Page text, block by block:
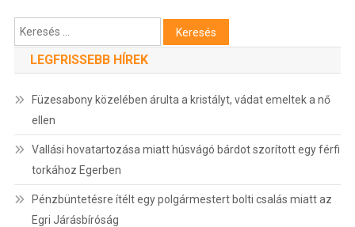
Keresés:
LEGFRISSEBB HÍREK
Füzesabony közelében árulta a kristályt, vádat emeltek a nő
ellen
Vallási hovatartozása miatt húsvágó bárdot szorított egy férfi
torkához Egerben
Pénzbüntetésre ítélt egy polgármestert bolti csalás miatt az
Egri Járásbíróság